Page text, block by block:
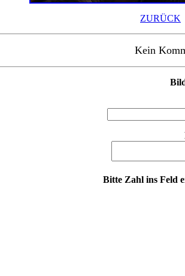
ZURÜCK
Kein
Bitte Zahl ins Feld